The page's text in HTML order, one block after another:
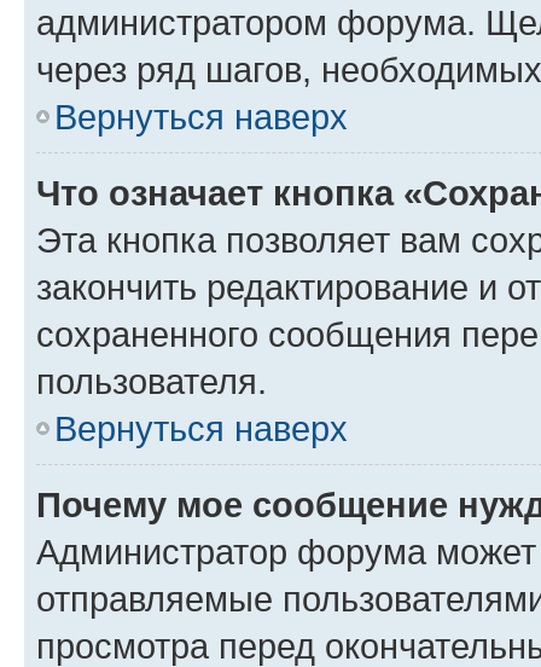
администратором форума.
через ряд шагов,
Вернуться наверх
Что означает кнопка
Эта кнопка позволяет вам
закончить редактирование и
сохраненного сообщения
пользователя.
Вернуться наверх
Почему мое сообщение
Администратор форума
отправляемые
просмотра перед